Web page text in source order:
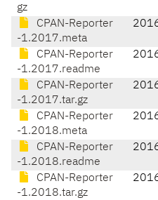
gz
CPAN-Reporter
-1.2017.meta
CPAN-Reporter
-1.2017.readme
CPAN-Reporter
-1.2017.tar.gz
CPAN-Reporter
-1.2018.meta
CPAN-Reporter
-1.2018.readme
CPAN-Reporter
-1.2018.tar.gz